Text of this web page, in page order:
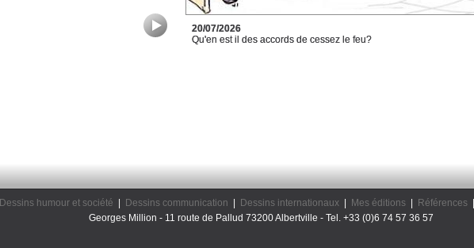
20/07/2026
Qu'en est il des accords de cessez le feu?
Dessins humour et société Dessins communication Dessins internationaux| Mes éditions| Références|
Georges Million - 11 route de Pallud 73200 Albertville - Tel. +33 (0)6 74 57 36 57